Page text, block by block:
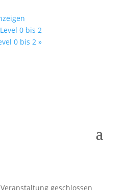
0 bis 2
0 bis 2 »
geschlossen